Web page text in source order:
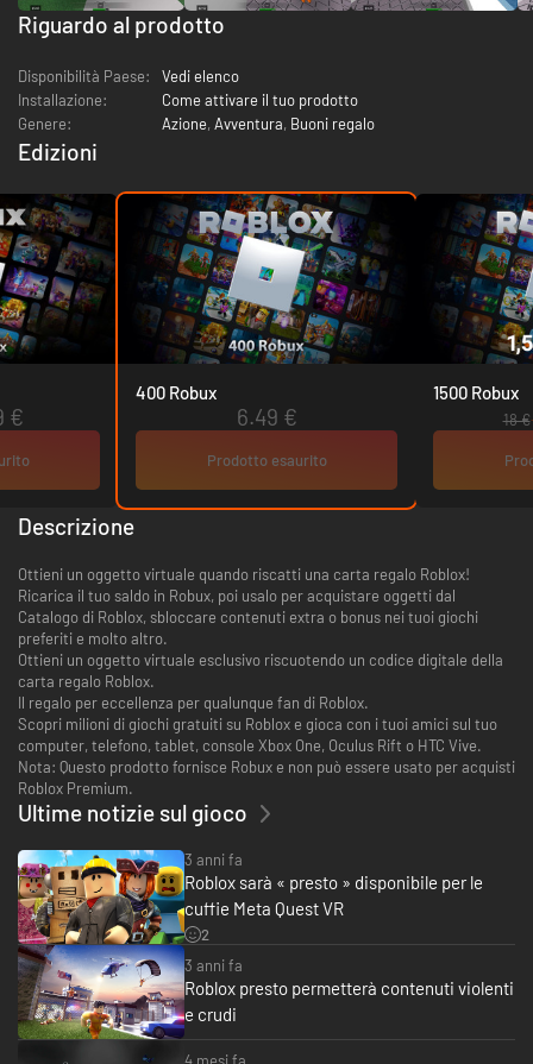
Riguardo al prodotto
Disponibilità Paese:
Vedi elenco
Installazione:
Come attivare il tuo prodotto
Genere:
Azione, Avventura, Buoni regalo
Edizioni
€
400 Robux
6.49 €
Prodotto esaurito
1500 Robux
18 €
Descrizione
Ottieni un oggetto virtuale quando riscatti una carta regalo Roblox!
Ricarica il tuo saldo in Robux, poi usalo per acquistare oggetti dal
Catalogo di Roblox, sbloccare contenuti extra o bonus nei tuoi giochi
preferiti e molto altro.
Ottieni un oggetto virtuale esclusivo riscuotendo un codice digitale della
carta regalo Roblox.
Il regalo per eccellenza per qualunque fan di Roblox.
Scopri milioni di giochi gratuiti su Roblox e gioca con i tuoi amici sul tuo
computer, telefono, tablet, console Xbox One, Oculus Rift o HTC Vive.
Nota: Questo prodotto fornisce Robux e non può essere usato per acquisti
Roblox Premium.
Ultime notizie sul gioco
3 anni fa
Roblox sarà « presto » disponibile per le
cuffie Meta Quest VR
2
3 anni fa
Roblox presto permetterà contenuti violenti
e crudi